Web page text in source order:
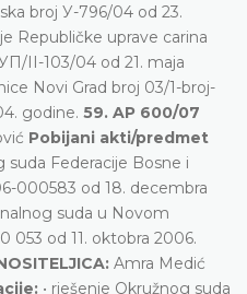
broj У-796/04 оd 23.
Republičke uprave carina
II-103/04 оd 21. maja
Novi Grad broj 03/1-broj-
godine. 59. AP 600/07
Pobijani akti/predmet
suda Federacije Bosne i
000583 od 18. decembra
suda u Novom
053 od 11. oktobra 2006.
Amra Medić
• rješenje Okružnog suda